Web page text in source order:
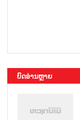
ບົດອ່ານຫຼາຍ